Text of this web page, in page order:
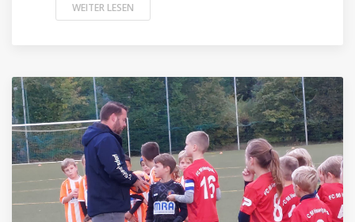
WEITER LESEN